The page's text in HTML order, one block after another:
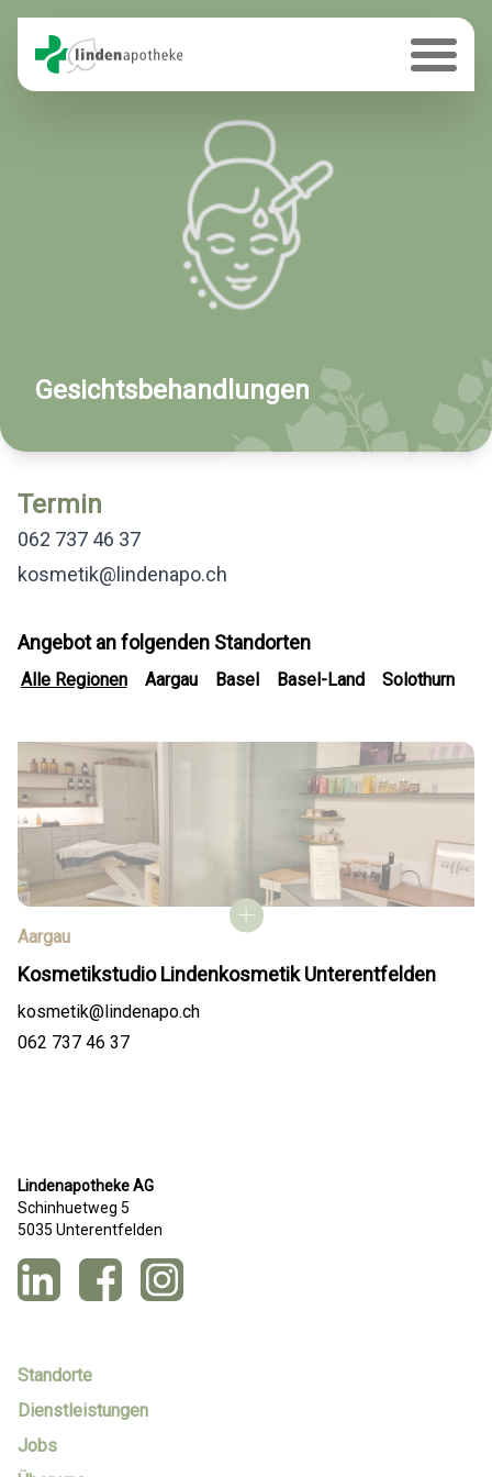
Gesichtsbehandlungen
Termin
062 737 46 37
kosmetik@lindenapo.ch
Angebot an folgenden Standorten
Alle Regionen Aargau Basel Basel-Land Solothurn
Aargau
Kosmetikstudio Lindenkosmetik Unterentfelden
kosmetik@lindenapo.ch
062 737 46 37
Lindenapotheke AG
Schinhuetweg 5
5035 Unterentfelden
Standorte
Dienstleistungen
Jobs